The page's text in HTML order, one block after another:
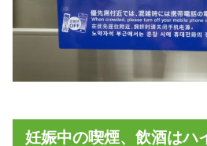
妊娠中の喫煙、飲酒はハ